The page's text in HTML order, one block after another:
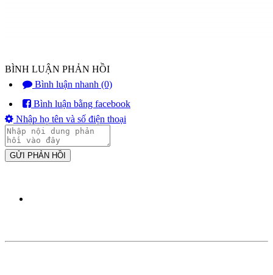
BÌNH LUẬN PHẢN HỒI
Bình luận nhanh (0)
Bình luận bằng facebook
Nhập họ tên và số điện thoại
GỬI PHẢN HỒI